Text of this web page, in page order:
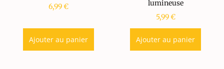
6,99€
Ajouter au panier
lumineuse
5,99€
Ajouter au panier